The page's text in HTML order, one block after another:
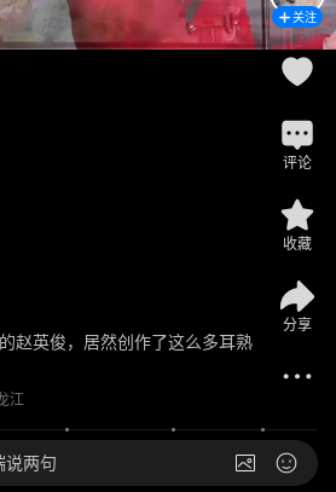
赵英俊，居然创作了这么多耳熟
江
关注
评论
收藏
分享
说两句